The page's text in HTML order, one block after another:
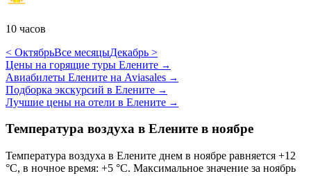
10 часов
< ОктябрьВсе месяцыДекабрь >
Цены на горящие туры Елените →
Авиабилеты Елените на Aviasales →
Подборка экскурсий в Елените →
Лучшие цены на отели в Елените →
Температура воздуха в Елените в ноябре
Температура воздуха в Елените днем в ноябре равняется +12
°C, в ночное время: +5 °C. Максимальное значение за ноябрь